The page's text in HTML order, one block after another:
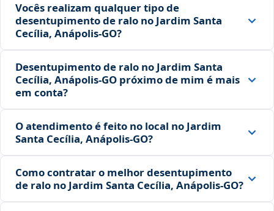
Vocês realizam qualquer tipo de
desentupimento de ralo no Jardim Santa
Cecília, Anápolis‑GO?
Desentupimento de ralo no Jardim Santa
Cecília, Anápolis‑GO próximo de mim é mais
em conta?
O atendimento é feito no local no Jardim
Santa Cecília, Anápolis‑GO?
Como contratar o melhor desentupimento
de ralo no Jardim Santa Cecília, Anápolis‑GO?